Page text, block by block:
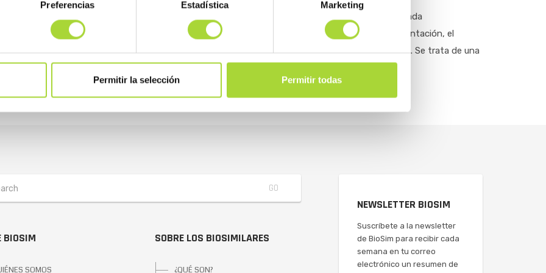
Preferencias Estadística Marketing
Permitir la selección Permitir todas
ya con su propia patronal. BioSim es la primera organización empresarial en el mundo dedicada
de fortalecer la posición de la industria biosimilares en España, así lo explicó durante su presentación, el
da sus primeros pasos la primera asociación española de medicamentos biológicos biosimilares. Se trata de una
BIOSIM
SOMOS
SOBRE LOS BIOSIMILARES
¿QUÉ SON?
NEWSLETTER BIOSIM
Suscríbete a la newsletter
de BioSim para recibir cada
semana en tu correo
electrónico un resumen de